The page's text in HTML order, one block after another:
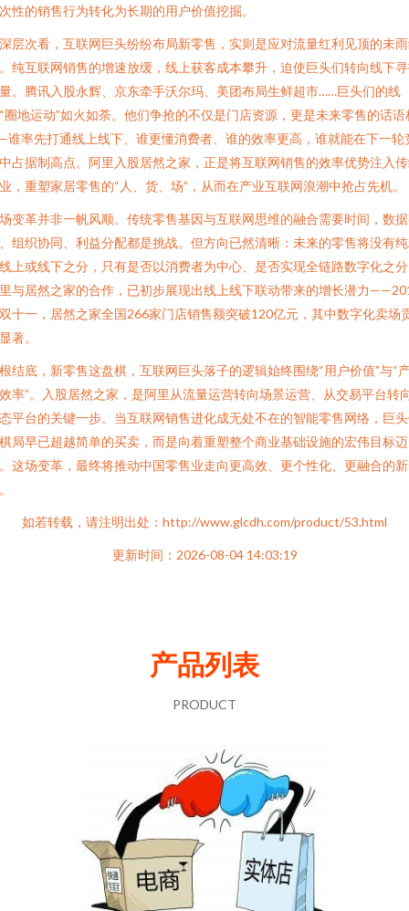
性的销售行为转化为长期的用户价值挖掘。
层次看，互联网巨头纷纷布局新零售，实则是应对流量红利见顶的未
纯互联网销售的增速放缓，线上获客成本攀升，迫使巨头们转向线下
。腾讯入股永辉、京东牵手沃尔玛、美团布局生鲜超市……巨头们的线
圈地运动”如火如荼。他们争抢的不仅是门店资源，更是未来零售的话语
率先打通线上线下、谁更懂消费者、谁的效率更高，谁就能在下一轮
占据制高点。阿里入股居然之家，正是将互联网销售的效率优势注入
，重塑家居零售的“人、货、场”，从而在产业互联网浪潮中抢占先机。
变革并非一帆风顺。传统零售基因与互联网思维的融合需要时间，数
组织协同、利益分配都是挑战。但方向已然清晰：未来的零售将没有
上或线下之分，只有是否以消费者为中心、是否实现全链路数字化之
与居然之家的合作，已初步展现出线上线下联动带来的增长潜力
十一，居然之家全国266家门店销售额突破120亿元，其中数字化卖场
著。
结底，新零售这盘棋，互联网巨头落子的逻辑始终围绕“用户价值”与“
率”。入股居然之家，是阿里从流量运营转向场景运营、从交易平台转
平台的关键一步。当互联网销售进化成无处不在的智能零售网络，巨
局早已超越简单的买卖，而是向着重塑整个商业基础设施的宏伟目标迈
这场变革，最终将推动中国零售业走向更高效、更个性化、更融合的
如若转载，请注明出处：http://www.glcdh.com/product/53.html
更新时间：2026-08-04 14:03:19
产品列表
PRODUCT